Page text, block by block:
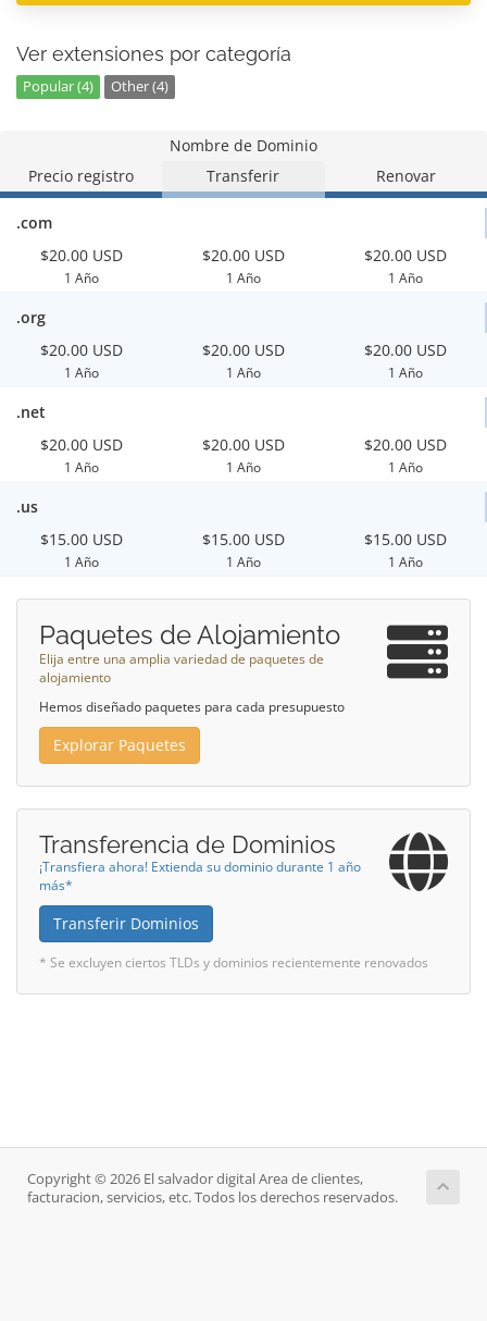
Ver extensiones por categoría
Popular (4) Other (4)
Nombre de Dominio
Precio registro
Transferir Renovar
.com
$20.00 USD
1 Año
$20.00 USD
1 Año
$20.00 USD
1 Año
.org
$20.00 USD
1 Año
$20.00 USD
1 Año
$20.00 USD
1 Año
.net
$20.00 USD
1 Año
$20.00 USD
1 Año
$20.00 USD
1 Año
.us
$15.00 USD
1 Año
$15.00 USD
1 Año
$15.00 USD
1 Año
Paquetes de Alojamiento
Elija entre una amplia variedad de paquetes de
alojamiento
Hemos diseñado paquetes para cada presupuesto
Explorar Paquetes
Transferencia de Dominios
¡Transfiera ahora! Extienda su dominio durante 1 año
más*
Transferir Dominios
* Se excluyen ciertos TLDs y dominios recientemente renovados
Copyright © 2026 El salvador digital Area de clientes,
facturacion, servicios, etc. Todos los derechos reservados.